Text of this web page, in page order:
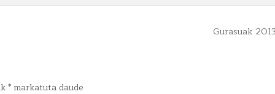
Gurasuak
* markatuta daude